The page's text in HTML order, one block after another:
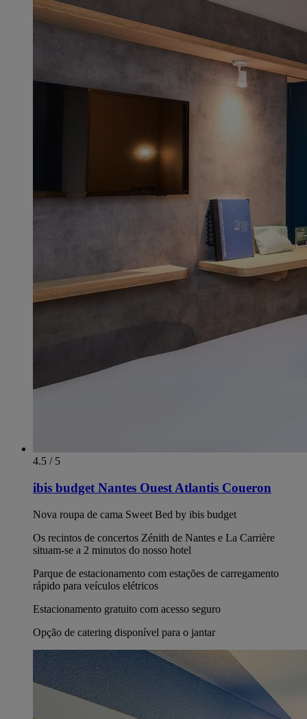
4.5 / 5
ibis budget Nantes Ouest Atlantis Coueron
Nova roupa de cama Sweet Bed by ibis budget
Os recintos de concertos Zénith de Nantes e La Carrière
situam-se a 2 minutos do nosso hotel
Parque de estacionamento com estações de carregamento
rápido para veículos elétricos
Estacionamento gratuito com acesso seguro
Opção de catering disponível para o jantar